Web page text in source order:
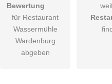
Die Datenschutzerklärung
öffentliche Frage stellen
Bewertung
für Restaurant
Wassermühle
Wardenburg
abgeben